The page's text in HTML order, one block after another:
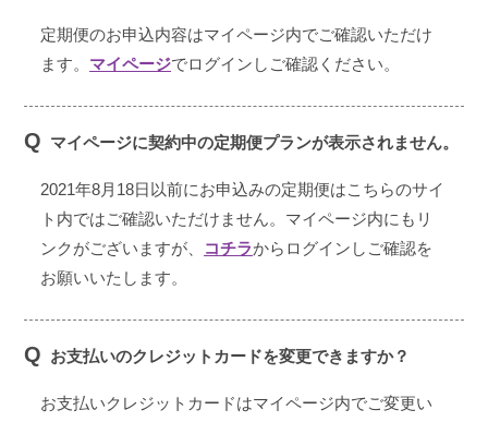
定期便のお申込内容はマイページ内でご確認いただけ
ます。 マイページでログインしご確認ください。
Q マイページに契約中の定期便プランが表示されません。
2021年8月18日以前にお申込みの定期便はこちらのサイ
ト内ではご確認いただけません。マイページ内にもリ
ンクがございますが、
コチラからログインしご確認を
お願いいたします。
Q お支払いのクレジットカードを変更できますか？
お支払いクレジットカードはマイページ内でご変更い